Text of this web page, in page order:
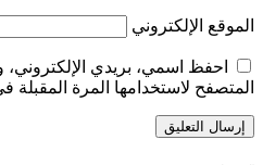
الموقع الإلكتروني
احفظ اسمي، بريدي الإلكتروني،
المتصفح لاستخدامها المرة المقبلة